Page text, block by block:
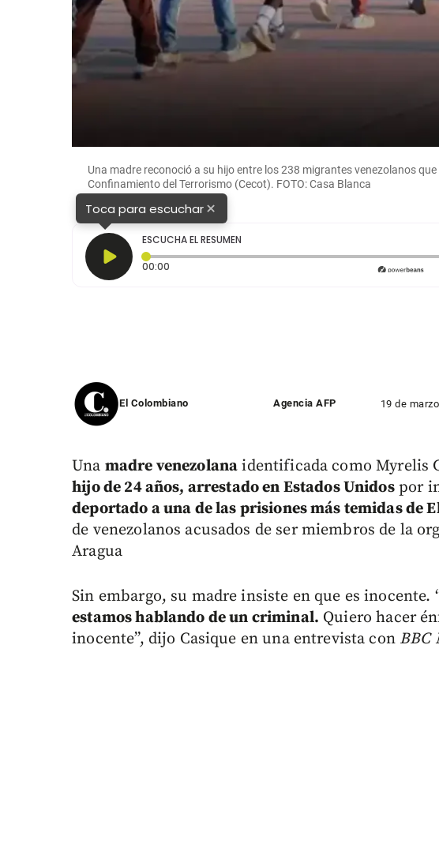
Una madre reconoció a su hijo entre los 238 migrantes venezolanos
Confinamiento del Terrorismo (Cecot). FOTO: Casa Blanca
Toca para escuchar×
ESCUCHA EL RESUMEN
00:00
El Colombiano Agencia AFP 19 de
Una madre venezolana identificada como Myrelis
hijo de 24 años, arrestado en Estados Unidospor
deportado a una de las prisiones más temidas de
de venezolanos acusados de ser miembros de la
Aragua
Sin embargo, su madre insiste en que es inocente.
estamos hablando de un criminal. Quiero hacer
inocente”, dijo Casique en una entrevista con BBC